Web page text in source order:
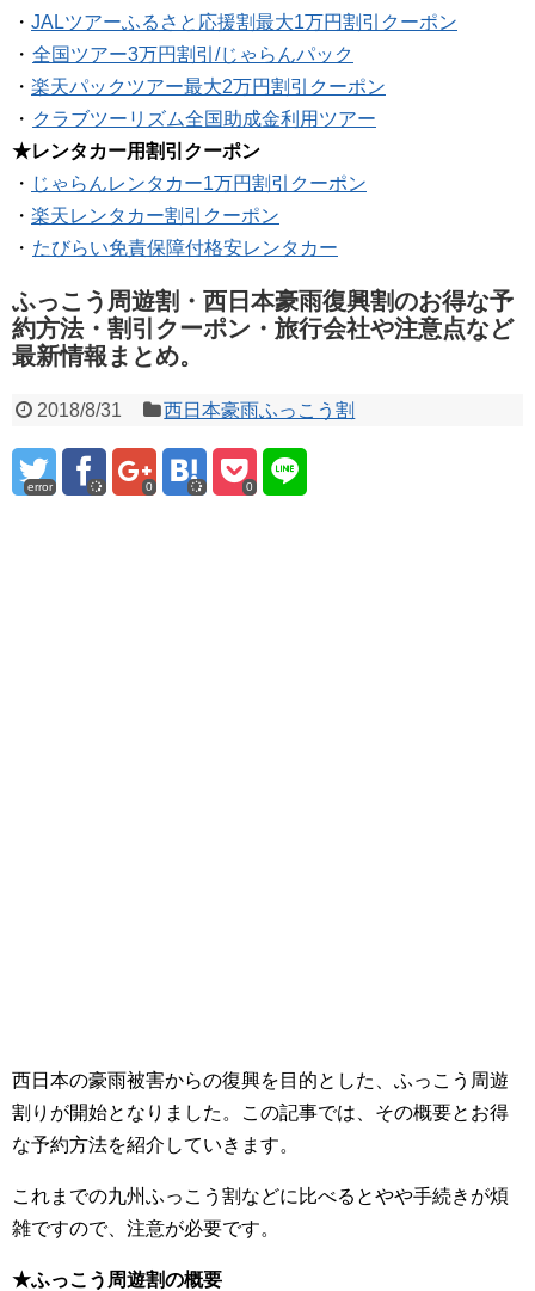
・ JALツアーふるさと応援割最大1万円割引クーポン
・ 全国ツアー3万円割引/じゃらんパック
・ 楽天パックツアー最大2万円割引クーポン
・ クラブツーリズム全国助成金利用ツアー
★レンタカー用割引クーポン
・ じゃらんレンタカー1万円割引クーポン
・ 楽天レンタカー割引クーポン
・ たびらい免責保障付格安レンタカー
ふっこう周遊割・西日本豪雨復興割のお得な予
約方法・割引クーポン・旅行会社や注意点など
最新情報まとめ。
2018/8/31 西日本豪雨ふっこう割
error 0 0
西日本の豪雨被害からの復興を目的とした、ふっこう周遊
割りが開始となりました。この記事では、その概要とお得
な予約方法を紹介していきます。
これまでの九州ふっこう割などに比べるとやや手続きが煩
雑ですので、注意が必要です。
★ふっこう周遊割の概要